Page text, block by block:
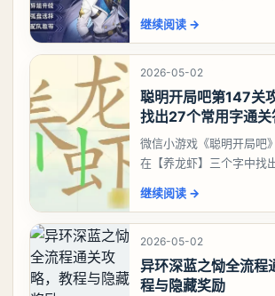
有娜娜莉缺另外一个二队C
考虑养个白藏
继续阅读 →
2026-05-02
聪明开局吧第147关
找出27个常用字通关
微信小游戏《聪明开局吧
在【养龙虾】三个字中找
大、夫、夰、巾、中、虫
囗、吓、卟、
继续阅读 →
2026-05-02
异环深蓝之恸全流程
程与隐藏奖励